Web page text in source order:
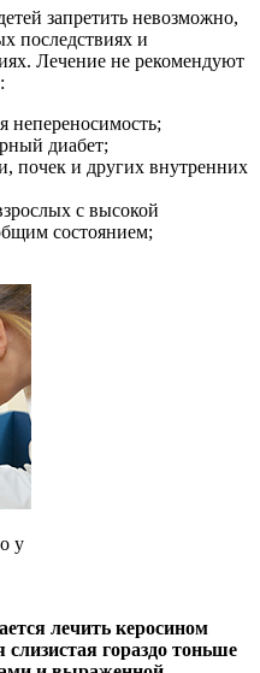
запретить невозможно,
последствиях и
Лечение не рекомендуют
непереносимость;
диабет;
почек и других внутренних
с высокой
состоянием;
у
лечить керосином
слизистая гораздо тоньше